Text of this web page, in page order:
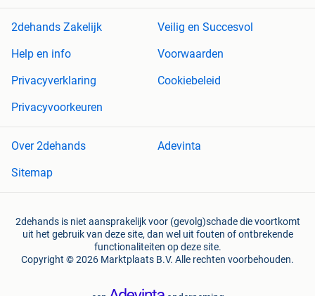
2dehands Zakelijk
Veilig en Succesvol
Help en info
Voorwaarden
Privacyverklaring
Cookiebeleid
Privacyvoorkeuren
Over 2dehands
Adevinta
Sitemap
2dehands is niet aansprakelijk voor (gevolg)schade die voortkomt
uit het gebruik van deze site, dan wel uit fouten of ontbrekende
functionaliteiten op deze site.
Copyright © 2026 Marktplaats B.V. Alle rechten voorbehouden.